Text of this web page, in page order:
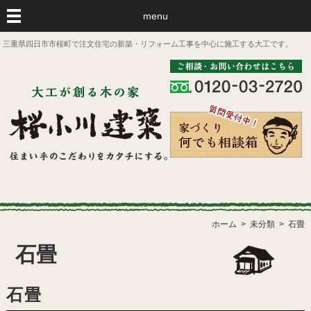
menu
三重県四日市市桜町で注文住宅の新築・リフォーム工事を中心に施工する大工です。
ホーム 未分類 石畳
石畳
石畳